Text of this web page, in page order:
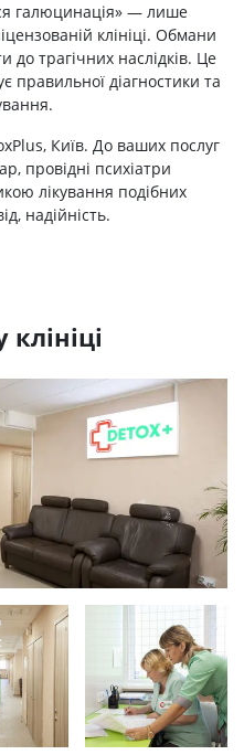
галюцинація» — лише
клініці. Обмани
трагічних наслідків. Це
правильної діагностики та
Київ. До ваших послуг
провідні психіатри
лікування подібних
надійність.